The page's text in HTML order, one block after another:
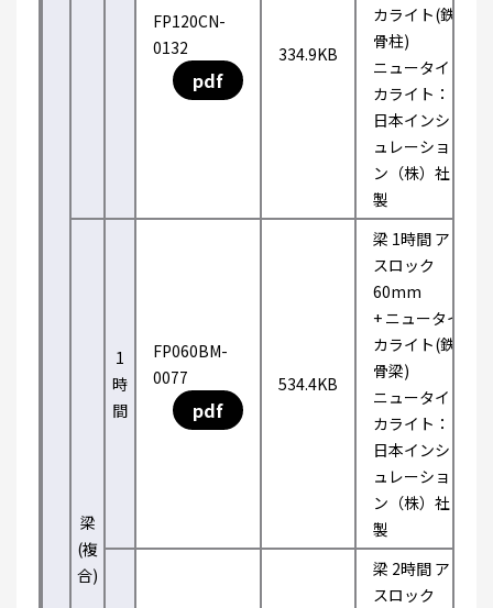
FP120CN-
0132
pdf
334.9KB
カライト(鉄
骨柱)
ニュータイ
カライト：
日本インシ
ュレーショ
ン（株）社
製
梁
(複
合)
1
時
間
FP060BM-
0077
pdf
534.4KB
梁 1時間 ア
スロック
60mm
+ ニュータイ
カライト(鉄
骨梁)
ニュータイ
カライト：
日本インシ
ュレーショ
ン（株）社
製
梁 2時間 ア
スロック